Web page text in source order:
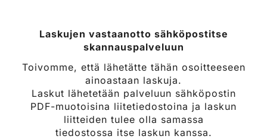
Laskujen vastaanotto sähköpostitse
skannauspalveluun
Toivomme, että lähetätte tähän osoitteeseen
ainoastaan laskuja.
Laskut lähetetään palveluun sähköpostin
PDF-muotoisina liitetiedostoina ja laskun
liitteiden tulee olla samassa
tiedostossa itse laskun kanssa.